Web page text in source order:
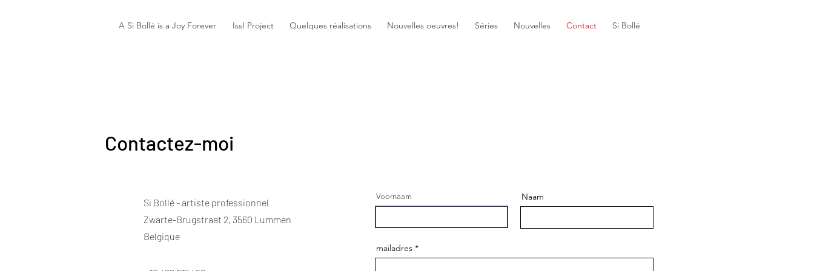
A Si Bollé is a Joy Forever IssI Project Quelques réalisations Nouvelles oeuvres! Séries Nouvelles Contact Si Bollé
Contactez-moi
Si Bollé - artiste professionnel
Zwarte-Brugstraat 2, 3560 Lummen
Belgique
Voornaam Naam
mailadres